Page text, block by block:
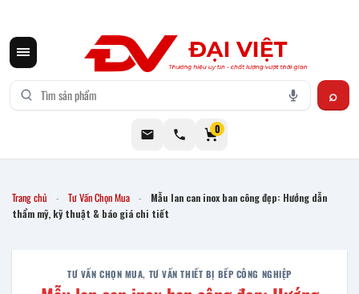
0
Trang chủ - Tư Vấn Chọn Mua -
Mẫu lan can inox ban công đẹp: Hướng dẫn
thẩm mỹ, kỹ thuật & báo giá chi tiết
TƯ VẤN CHỌN MUA, TƯ VẤN THIẾT BỊ BẾP CÔNG NGHIỆP